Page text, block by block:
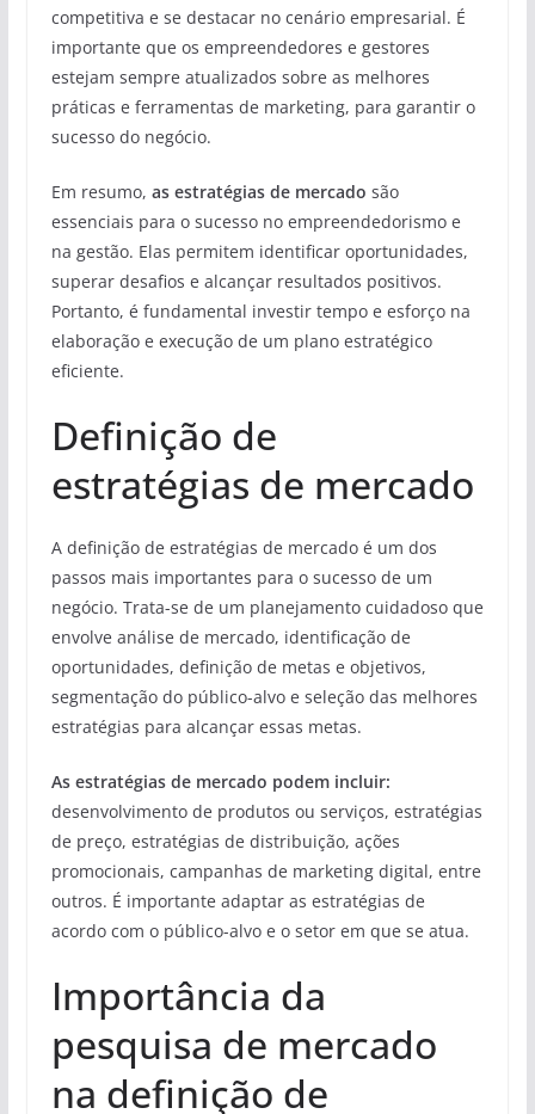
competitiva e se destacar no cenário empresarial. É
importante que os empreendedores e gestores
estejam sempre atualizados sobre as melhores
práticas e ferramentas de marketing, para garantir o
sucesso do negócio.
Em resumo, as estratégias de mercado são
essenciais para o sucesso no empreendedorismo e
na gestão. Elas permitem identificar oportunidades,
superar desafios e alcançar resultados positivos.
Portanto, é fundamental investir tempo e esforço na
elaboração e execução de um plano estratégico
eficiente.
Definição de
estratégias de mercado
A definição de estratégias de mercado é um dos
passos mais importantes para o sucesso de um
negócio. Trata-se de um planejamento cuidadoso que
envolve análise de mercado, identificação de
oportunidades, definição de metas e objetivos,
segmentação do público-alvo e seleção das melhores
estratégias para alcançar essas metas.
As estratégias de mercado podem incluir:
desenvolvimento de produtos ou serviços, estratégias
de preço, estratégias de distribuição, ações
promocionais, campanhas de marketing digital, entre
outros. É importante adaptar as estratégias de
acordo com o público-alvo e o setor em que se atua.
Importância da
pesquisa de mercado
na definição de